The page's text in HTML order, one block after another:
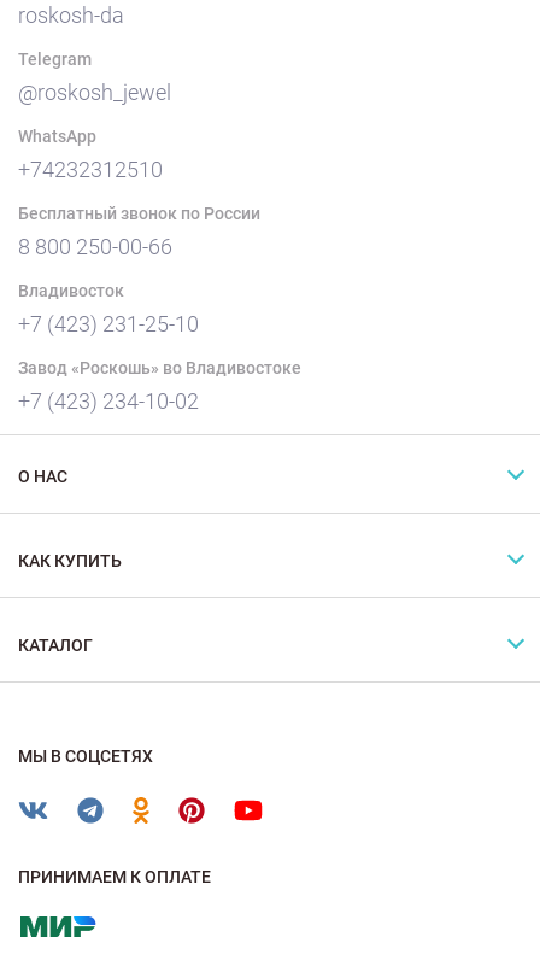
roskosh-da
Telegram
@roskosh_jewel
WhatsApp
+74232312510
Бесплатный звонок по России
8 800 250-00-66
Владивосток
+7 (423) 231-25-10
Завод «Роскошь» во Владивостоке
+7 (423) 234-10-02
О НАС
КАК КУПИТЬ
КАТАЛОГ
МЫ В СОЦСЕТЯХ
ПРИНИМАЕМ К ОПЛАТЕ